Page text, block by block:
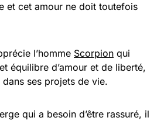
et cet amour ne doit toutefois
l’homme Scorpion qui
équilibre d’amour et de liberté,
ses projets de vie.
qui a besoin d’être rassuré, il